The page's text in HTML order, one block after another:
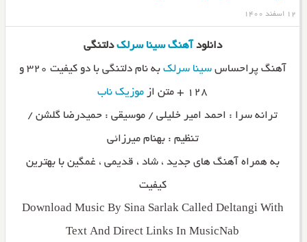
۱۲ اسفند ۱۴۰۰
دانلود آهنگ سینا سرلکدلتنگی
آهنگ پراحساسسینا سرلک
به نام دلتنگی با دو کیفیت ۳۲۰ و
۱۲۸ + متن از
موزیک ناب
ترانه سرا : احمد امیر خلیلی / موسیقی : حمیدرضا گلشن /
تنظیم : بهنام میرزائی
به همراه آهنگ های جدید ، شاد ، قدیمی ، غمگین با بهترین
کیفیت
Download Music By Sina Sarlak Called Deltangi With
Text And Direct Links In MusicNab